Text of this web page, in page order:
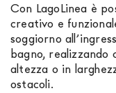
Con LagoLinea è
creativo e
soggiorno
bagno, realizzando
altezza o in
ostacoli.